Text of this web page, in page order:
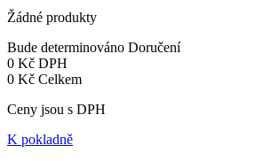
Žádné produkty
Bude determinováno Doručení
0 Kč DPH
0 Kč Celkem
Ceny jsou s DPH
K pokladně